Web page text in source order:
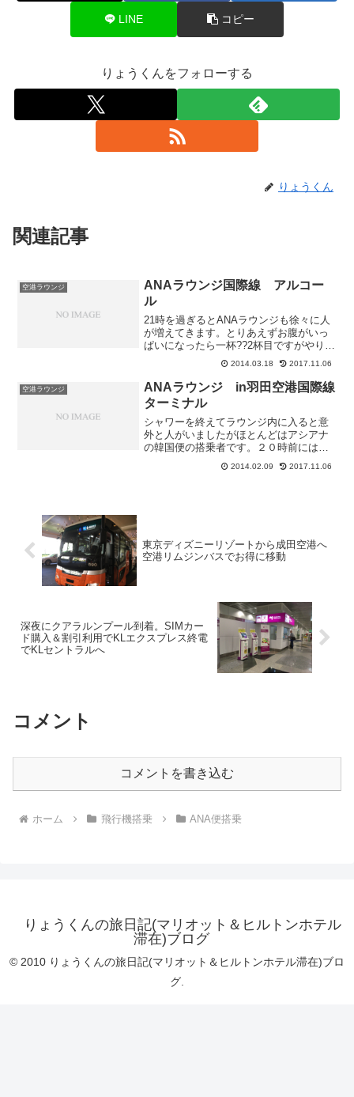
LINE コピー
りょうくんをフォローする
りょうくん
関連記事
空港ラウンジ
ANAラウンジ国際線 アルコー
ル
21時を過ぎるとANAラウンジも徐々に人
が増えてきます。とりあえずお腹がいっ
ぱいになったら一杯??2杯目ですがやりま
す。マイブームの梅酒です。日本酒も
少々頂きました。ANAとしては日本酒の
キャンペーン中です。22時30分ごろとな
ればこの人で...
2014.03.18 2017.11.06
空港ラウンジ
ANAラウンジ in羽田空港国際線
ターミナル
シャワーを終えてラウンジ内に入ると意
外と人がいましたがほとんどはアシアナ
の韓国便の搭乗者です。２０時前には、
皆様搭乗されガラガラとなります。２１
時をのまわり２２時近くとなれば混雑い
2014.02.09 2017.11.06
東京ディズニーリゾートから成田空港へ
空港リムジンバスでお得に移動
深夜にクアラルンプール到着。SIMカー
ド購入＆割引利用でKLエクスプレス終電
でKLセントラルへ
コメント
コメントを書き込む
ホーム 飛行機搭乗 ANA便搭乗
りょうくんの旅日記(マリオット＆ヒルトンホテル
滞在)ブログ
© 2010 りょうくんの旅日記(マリオット＆ヒルトンホテル滞在)ブロ
グ.